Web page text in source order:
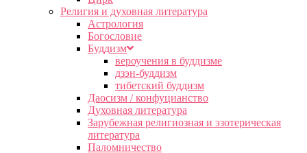
Религия и духовная литература
Астрология
Богословие
Буддизм
вероучения в буддизме
дзэн-буддизм
тибетский буддизм
Даосизм / конфуцианство
Духовная литература
Зарубежная религиозная и эзотерическая
литература
Паломничество